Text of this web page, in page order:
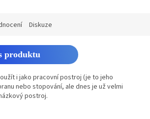
Diskuze
produktu
i jako pracovní postroj (je to jeho
nebo stopování, ale dnes je už velmi
postroj.